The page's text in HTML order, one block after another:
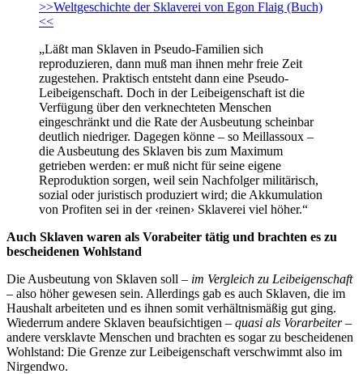
>>Weltgeschichte der Sklaverei von Egon Flaig (Buch)
<<
„Läßt man Sklaven in Pseudo-Familien sich
reproduzieren, dann muß man ihnen mehr freie Zeit
zugestehen. Praktisch entsteht dann eine Pseudo-
Leibeigenschaft. Doch in der Leibeigenschaft ist die
Verfügung über den verknechteten Menschen
eingeschränkt und die Rate der Ausbeutung scheinbar
deutlich niedriger. Dagegen könne – so Meillassoux –
die Ausbeutung des Sklaven bis zum Maximum
getrieben werden: er muß nicht für seine eigene
Reproduktion sorgen, weil sein Nachfolger militärisch,
sozial oder juristisch produziert wird; die Akkumulation
von Profiten sei in der ‹reinen› Sklaverei viel höher.“
Auch Sklaven waren als Vorabeiter tätig und brachten es zu
bescheidenen Wohlstand
Die Ausbeutung von Sklaven soll – im Vergleich zu Leibeigenschaft
– also höher gewesen sein. Allerdings gab es auch Sklaven, die im
Haushalt arbeiteten und es ihnen somit verhältnismäßig gut ging.
Wiederrum andere Sklaven beaufsichtigen – quasi als Vorarbeiter–
andere versklavte Menschen und brachten es sogar zu bescheidenen
Wohlstand: Die Grenze zur Leibeigenschaft verschwimmt also im
Nirgendwo.